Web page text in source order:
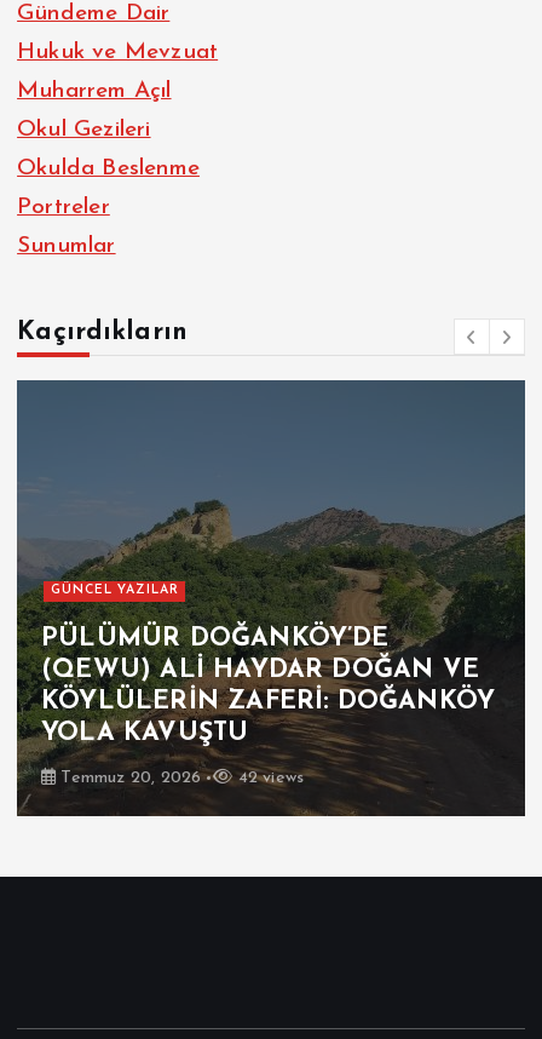
Gündeme Dair
Hukuk ve Mevzuat
Muharrem Açıl
Okul Gezileri
Okulda Beslenme
Portreler
Sunumlar
Kaçırdıkların
GÜNCEL YAZILAR
PÜLÜMÜR DOĞANKÖY’DE
(QEWU) ALİ HAYDAR DOĞAN VE
KÖYLÜLERİN ZAFERİ: DOĞANKÖY
YOLA KAVUŞTU
Temmuz 20, 2026 42 views